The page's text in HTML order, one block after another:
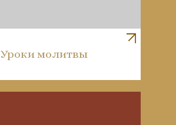
Уроки молитвы